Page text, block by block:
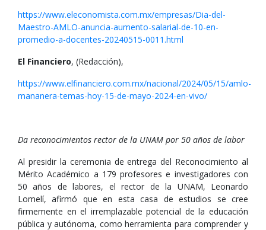
https://www.eleconomista.com.mx/empresas/Dia-del-
Maestro-AMLO-anuncia-aumento-salarial-de-10-en-
promedio-a-docentes-20240515-0011.html
El Financiero, (Redacción),
https://www.elfinanciero.com.mx/nacional/2024/05/15/amlo-
mananera-temas-hoy-15-de-mayo-2024-en-vivo/
Da reconocimientos rector de la UNAM por 50 años de labor
Al presidir la ceremonia de entrega del Reconocimiento al
Mérito Académico a 179 profesores e investigadores con
50 años de labores, el rector de la UNAM, Leonardo
Lomelí, afirmó que en esta casa de estudios se cree
firmemente en el irremplazable potencial de la educación
pública y autónoma, como herramienta para comprender y